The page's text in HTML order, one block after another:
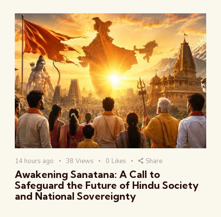
14 hours ago 38 Views 0 Likes Share
Awakening Sanatana: A Call to
Safeguard the Future of Hindu Society
and National Sovereignty